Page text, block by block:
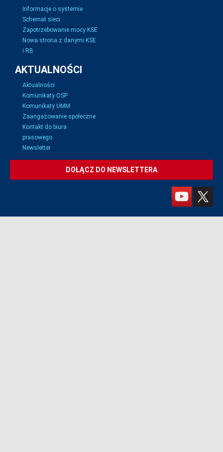
Informacje o systemie
Schemat sieci
Zapotrzebowanie mocy KSE
Nowa strona z danymi KSE
i RB
AKTUALNOŚCI
Aktualności
Komunikaty OSP
Komunikaty UMM
Zaangażowanie społeczne
Kontakt do biura
prasowego
Newsletter
DOŁĄCZ DO NEWSLETTERA